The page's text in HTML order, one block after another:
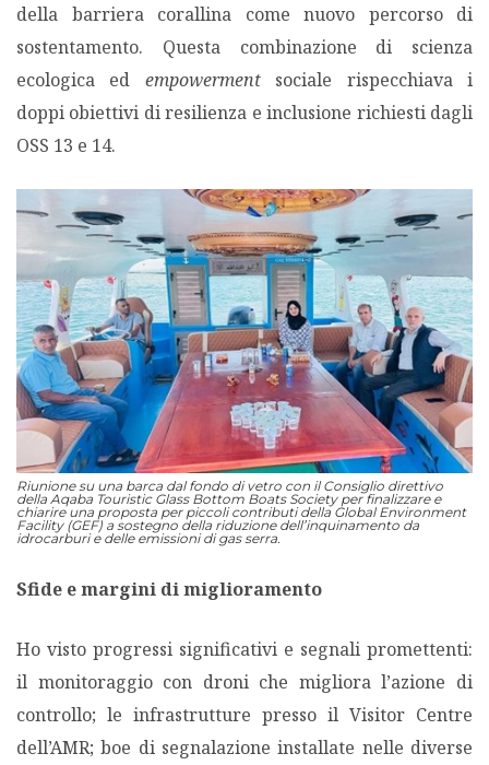
della barriera corallina come nuovo percorso di
sostentamento. Questa combinazione di scienza
ecologica ed empowermentsociale rispecchiava i
doppi obiettivi di resilienza e inclusione richiesti dagli
OSS 13 e 14.
Riunione su una barca dal fondo di vetro con il Consiglio direttivo
della Aqaba Touristic Glass Bottom Boats Society per finalizzare e
chiarire una proposta per piccoli contributi della Global Environment
Facility (GEF) a sostegno della riduzione dell’inquinamento da
idrocarburi e delle emissioni di gas serra.
Sfide e margini di miglioramento
Ho visto progressi significativi e segnali promettenti:
il monitoraggio con droni che migliora l’azione di
controllo; le infrastrutture presso il Visitor Centre
dell’AMR; boe di segnalazione installate nelle diverse